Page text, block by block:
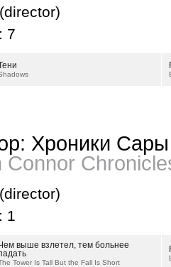
(director)
7
Хроники
Connor
(director)
1
выше взлетел, тем больнее
Tower Is Tall But the Fall Is Short